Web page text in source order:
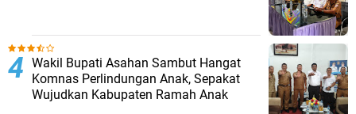
Wakil Bupati Asahan Sambut Hangat
Komnas Perlindungan Anak, Sepakat
Wujudkan Kabupaten Ramah Anak